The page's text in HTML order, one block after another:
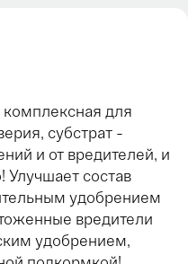
для
субстрат -
и от вредителей, и
Улучшает состав
удобрением
вредители
удобрением,